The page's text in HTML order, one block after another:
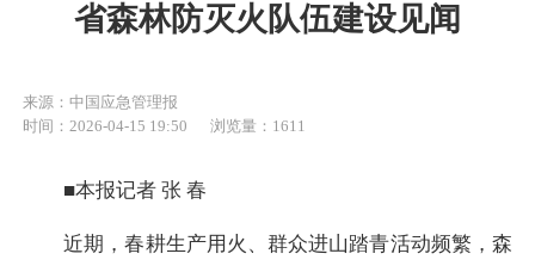
省森林防灭火队伍建设见闻
来源：中国应急管理报
时间：2026-04-15 19:50
浏览量：1611
■本报记者 张 春
近期，春耕生产用火、群众进山踏青活动频繁，森